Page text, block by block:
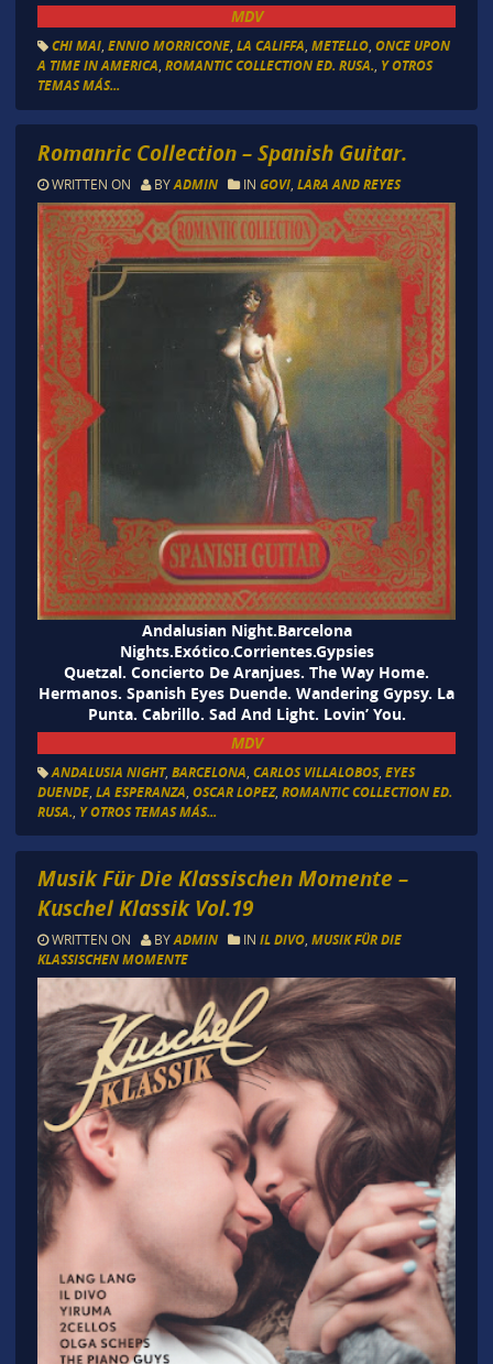
MDV
CHI MAI, ENNIO MORRICONE, LA CALIFFA, METELLO, ONCE UPON
A TIME IN AMERICA, ROMANTIC COLLECTION ED. RUSA., Y OTROS
TEMAS MÁS...
Romanric Collection – Spanish Guitar.
WRITTEN ON BYADMIN IN GOVI, LARA AND REYES
Andalusian Night.Barcelona
Nights.Exótico.Corrientes.Gypsies
Quetzal. Concierto De Aranjues. The Way Home.
Hermanos. Spanish Eyes Duende. Wandering Gypsy. La
Punta. Cabrillo. Sad And Light. Lovin’ You.
MDV
ANDALUSIA NIGHT, BARCELONA CARLOS VILLALOBOS, EYES
DUENDE, LA ESPERANZA OSCAR LOPEZ, ROMANTIC COLLECTION ED.
RUSA. Y OTROS TEMAS MÁS...
Musik Für Die Klassischen Momente –
Kuschel Klassik Vol.19
WRITTEN ON BYADMIN IN IL DIVO, MUSIK FÜR DIE
KLASSISCHEN MOMENTE